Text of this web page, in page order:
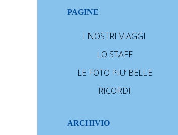
PAGINE
I NOSTRI VIAGGI
LO STAFF
LE FOTO PIU’ BELLE
RICORDI
ARCHIVIO